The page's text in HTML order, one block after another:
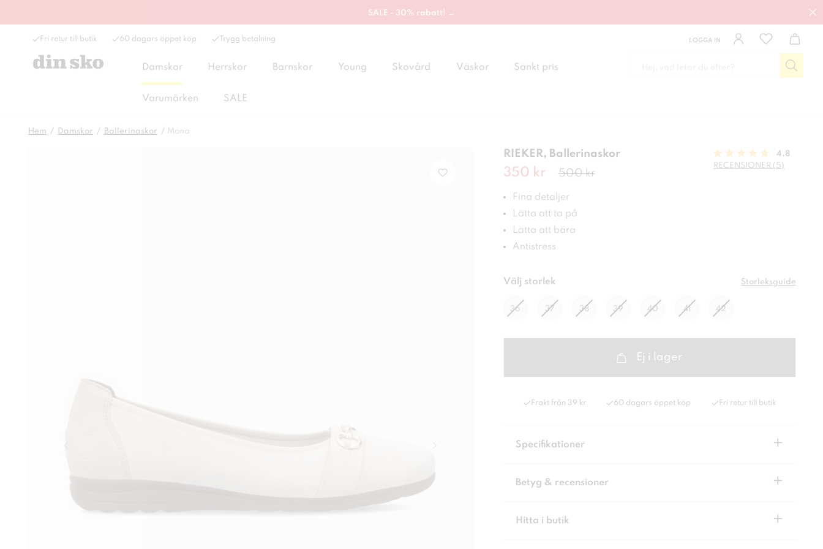
SALE - 30% rabatt! →
Fri retur till butik 60 dagars öppet köp Trygg betalning LOGGA IN
Damskor Herrskor Barnskor Young Skovård Väskor Sänkt pris
Varumärken SALE
Hem Damskor Ballerinaskor Mona
RIEKER, Ballerinaskor
Nuvarande pris:350 kr 500 kr
350 kr 500 kr
4.8
RECENSIONER (5)
Fina detaljer
Lätta att ta på
Lätta att bära
Antistress
Välj storlek Storleksguide
36 37 38 39 40 41 42
Ej i lager
Frakt från 39 kr 60 dagars öppet köp Fri retur till butik
Specifikationer +
Betyg & recensioner +
Hitta i butik +